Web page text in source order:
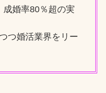
婚率80％超の実
つ婚活業界をリー